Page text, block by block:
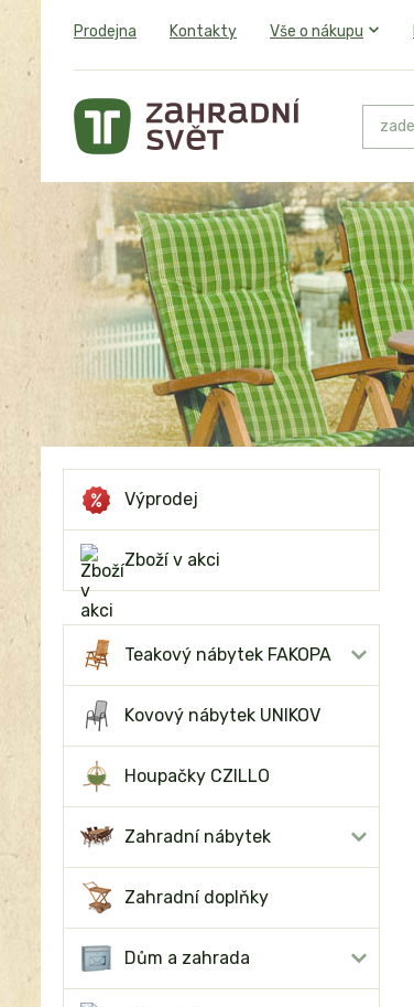
Prodejna Kontakty Vše o nákupu
Výprodej
Zboží v akci
Teakový nábytek FAKOPA
Kovový nábytek UNIKOV
Houpačky CZILLO
Zahradní nábytek
Zahradní doplňky
Dům a zahrada